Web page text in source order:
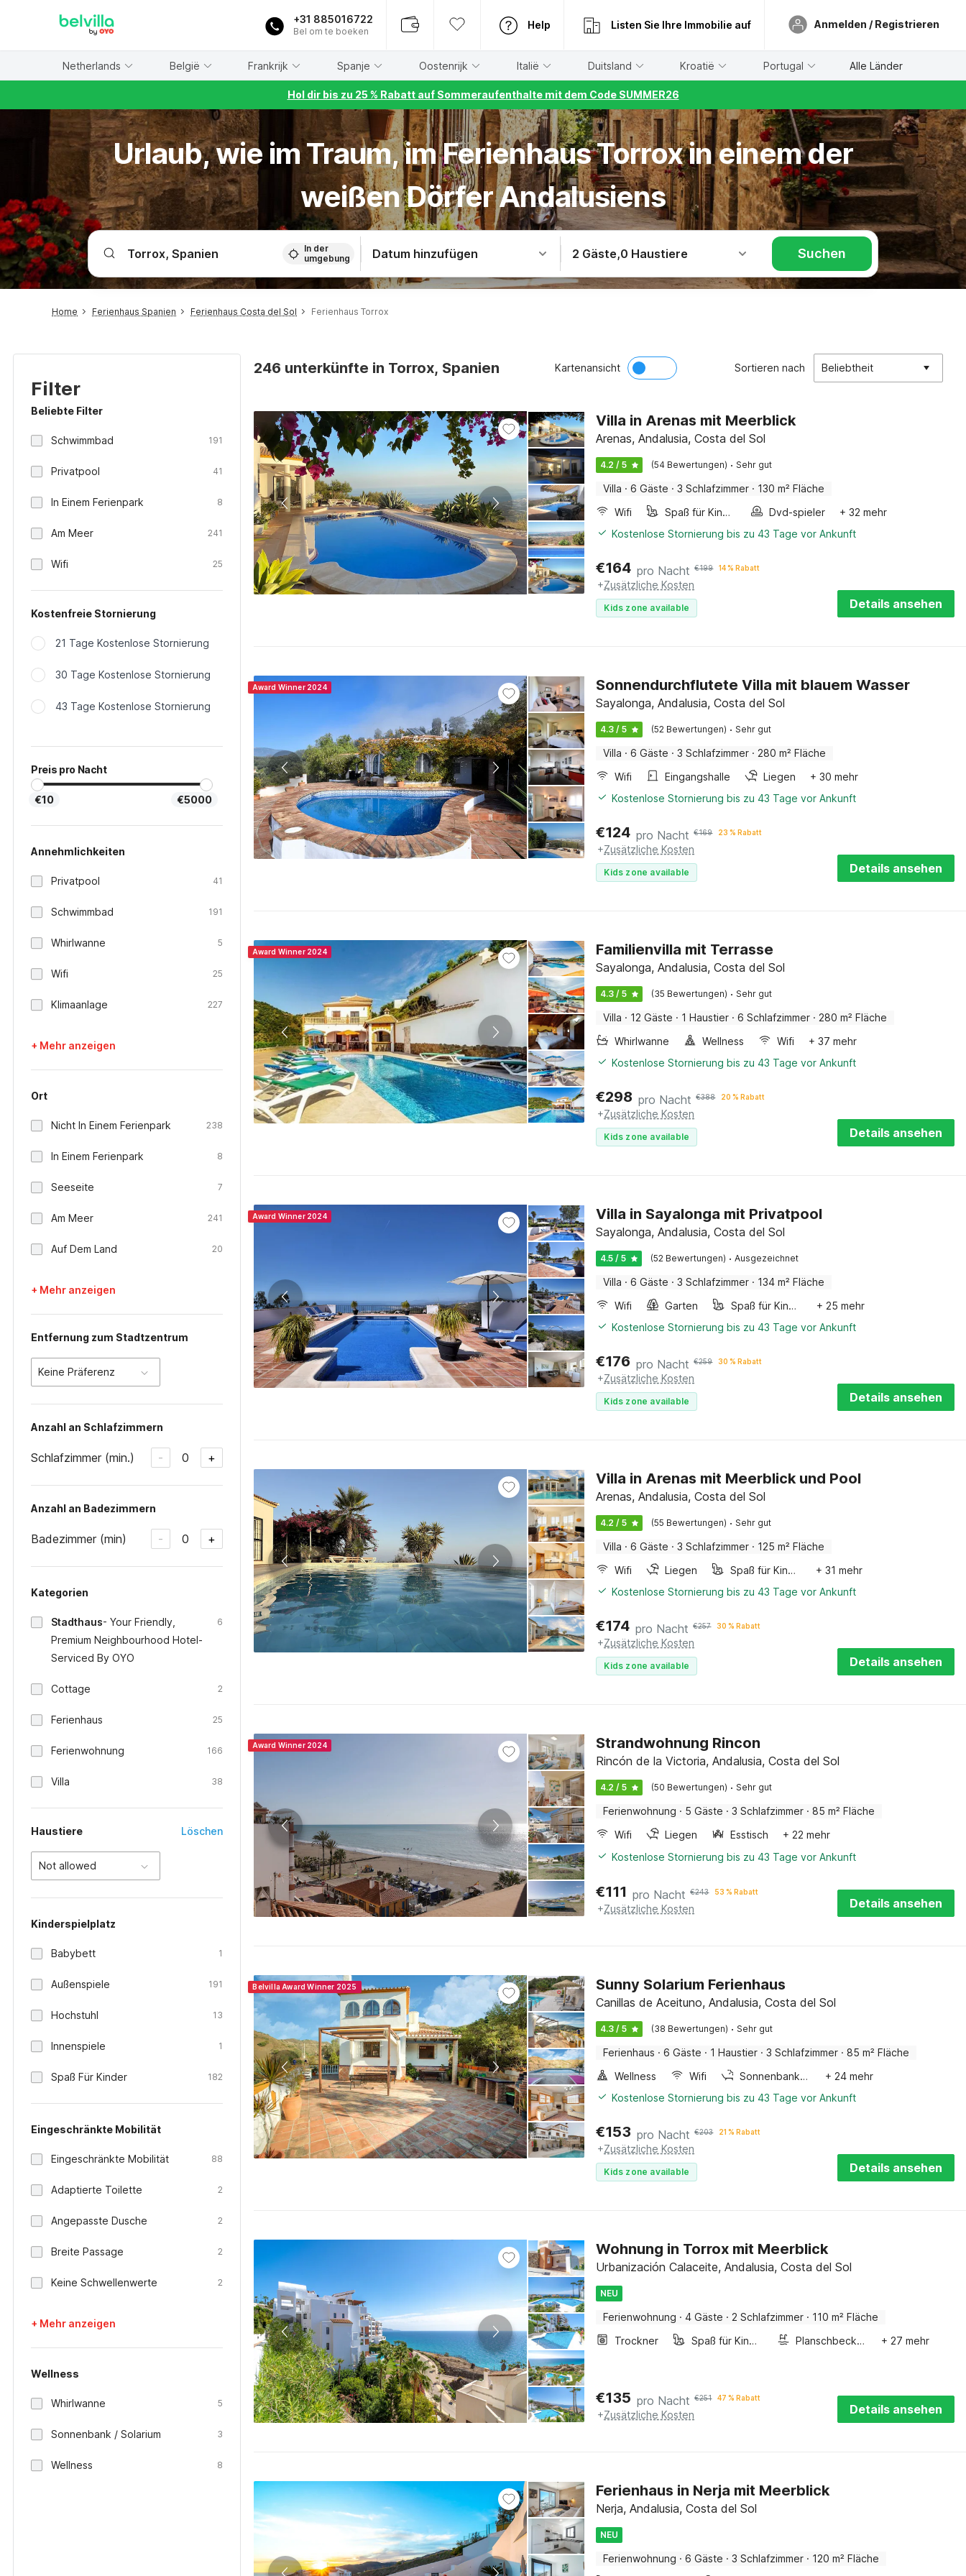
+31 885016722
Bel om te boeken
Help Listen Sie Ihre Immobilie auf Anmelden / Registrieren
Netherlands België Frankrijk Spanje Oostenrijk Italië Duitsland Kroatië Portugal Alle Länder
Hol dir bis zu 25 % Rabatt auf Sommeraufenthalte mit dem Code SUMMER26
Urlaub, wie im Traum, im Ferienhaus Torrox in einem der
weißen Dörfer Andalusiens
In der
umgebung
Datum hinzufügen 2 Gäste,0 Haustiere Suchen
Home Ferienhaus Spanien Ferienhaus Costa del Sol Ferienhaus Torrox
Filter
Beliebte Filter
Schwimmbad 191
Privatpool 41
In Einem Ferienpark 8
Am Meer 241
Wifi 25
Kostenfreie Stornierung
21 Tage Kostenlose Stornierung
30 Tage Kostenlose Stornierung
43 Tage Kostenlose Stornierung
Preis pro Nacht
€10 €5000
Annehmlichkeiten
Privatpool 41
Schwimmbad 191
Whirlwanne 5
Wifi 25
Klimaanlage 227
+ Mehr anzeigen
Ort
Nicht In Einem Ferienpark 238
In Einem Ferienpark 8
Seeseite 7
Am Meer 241
Auf Dem Land 20
+ Mehr anzeigen
Entfernung zum Stadtzentrum
Keine Präferenz
Anzahl an Schlafzimmern
Schlafzimmer (min.) - 0 +
Anzahl an Badezimmern
Badezimmer (min) - 0 +
Kategorien
Stadthaus- Your Friendly,
Premium Neighbourhood Hotel-
Serviced By OYO
6
Cottage 2
Ferienhaus 25
Ferienwohnung 166
Villa 38
Haustiere Löschen
Not allowed
Kinderspielplatz
Babybett 1
Außenspiele 191
Hochstuhl 13
Innenspiele 1
Spaß Für Kinder 182
Eingeschränkte Mobilität
Eingeschränkte Mobilität 88
Adaptierte Toilette 2
Angepasste Dusche 2
Breite Passage 2
Keine Schwellenwerte 2
+ Mehr anzeigen
Wellness
Whirlwanne 5
Sonnenbank / Solarium 3
Wellness 8
246 unterkünfte in Torrox, Spanien Kartenansicht Sortieren nach Beliebtheit
Villa in Arenas mit Meerblick
Arenas, Andalusia, Costa del Sol
4.2 / 5 (54 Bewertungen) · Sehr gut
Villa · 6 Gäste · 3 Schlafzimmer · 130 m² Fläche
Wifi
Spaß für Kinder Dvd-spieler
+ 32 mehr
Kostenlose Stornierung bis zu 43 Tage vor Ankunft
€164 pro Nacht €199 14 % Rabatt
+Zusätzliche Kosten
Kids zone available Details ansehen
Award Winner 2024 Sonnendurchflutete Villa mit blauem Wasser
Sayalonga, Andalusia, Costa del Sol
4.3 / 5 (52 Bewertungen) · Sehr gut
Villa · 6 Gäste · 3 Schlafzimmer · 280 m² Fläche
Wifi
Eingangshalle Liegen
+ 30 mehr
Kostenlose Stornierung bis zu 43 Tage vor Ankunft
€124 pro Nacht €169 23 % Rabatt
+Zusätzliche Kosten
Kids zone available Details ansehen
Award Winner 2024 Familienvilla mit Terrasse
Sayalonga, Andalusia, Costa del Sol
4.3 / 5 (35 Bewertungen) · Sehr gut
Villa · 12 Gäste · 1 Haustier · 6 Schlafzimmer · 280 m² Fläche
Whirlwanne
Wellness Wifi
+ 37 mehr
Kostenlose Stornierung bis zu 43 Tage vor Ankunft
€298 pro Nacht €388 20 % Rabatt
+Zusätzliche Kosten
Kids zone available Details ansehen
Award Winner 2024 Villa in Sayalonga mit Privatpool
Sayalonga, Andalusia, Costa del Sol
4.5 / 5 (52 Bewertungen) · Ausgezeichnet
Villa · 6 Gäste · 3 Schlafzimmer · 134 m² Fläche
Wifi
Garten Spaß für Kinder
+ 25 mehr
Kostenlose Stornierung bis zu 43 Tage vor Ankunft
€176 pro Nacht €259 30 % Rabatt
+Zusätzliche Kosten
Kids zone available Details ansehen
Villa in Arenas mit Meerblick und Pool
Arenas, Andalusia, Costa del Sol
4.2 / 5 (55 Bewertungen) · Sehr gut
Villa · 6 Gäste · 3 Schlafzimmer · 125 m² Fläche
Wifi
Liegen Spaß für Kinder
+ 31 mehr
Kostenlose Stornierung bis zu 43 Tage vor Ankunft
€174 pro Nacht €257 30 % Rabatt
+Zusätzliche Kosten
Kids zone available Details ansehen
Award Winner 2024 Strandwohnung Rincon
Rincón de la Victoria, Andalusia, Costa del Sol
4.2 / 5 (50 Bewertungen) · Sehr gut
Ferienwohnung · 5 Gäste · 3 Schlafzimmer · 85 m² Fläche
Wifi
Liegen Esstisch
+ 22 mehr
Kostenlose Stornierung bis zu 43 Tage vor Ankunft
€111 pro Nacht €243 53 % Rabatt
+Zusätzliche Kosten Details ansehen
Belvilla Award Winner 2025 Sunny Solarium Ferienhaus
Canillas de Aceituno, Andalusia, Costa del Sol
4.3 / 5 (38 Bewertungen) · Sehr gut
Ferienhaus · 6 Gäste · 1 Haustier · 3 Schlafzimmer · 85 m² Fläche
Wellness
Wifi Sonnenbank / solarium
+ 24 mehr
Kostenlose Stornierung bis zu 43 Tage vor Ankunft
€153 pro Nacht €203 21 % Rabatt
+Zusätzliche Kosten
Kids zone available Details ansehen
Wohnung in Torrox mit Meerblick
Urbanización Calaceite, Andalusia, Costa del Sol
NEU
Ferienwohnung · 4 Gäste · 2 Schlafzimmer · 110 m² Fläche
Trockner
Spaß für Kinder Planschbecken + 27 mehr
€135 pro Nacht €251 47 % Rabatt
+Zusätzliche Kosten Details ansehen
Ferienhaus in Nerja mit Meerblick
Nerja, Andalusia, Costa del Sol
NEU
Ferienwohnung · 6 Gäste · 3 Schlafzimmer · 120 m² Fläche